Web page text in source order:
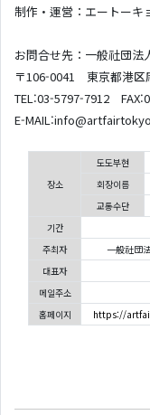
制作・運営：エートーキ
お問合せ先：一般社団
〒106-0041 東京都港区
TEL:03-5797-7912
E-
장소
도도부현
회장이름
교통수단
기간
주최자
一般社団
대표자
메일주소
홈페이지
https://